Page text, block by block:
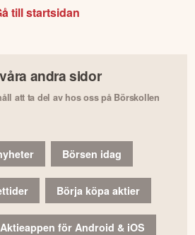
till startsidan
andra sidor
att ta del av hos oss på Börskollen
Börsen idag
Börja köpa aktier
Aktieappen för Android & iOS